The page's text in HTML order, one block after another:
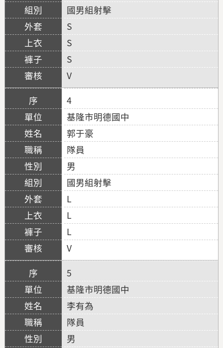
國男組射擊
S
S
S
V
4
基隆市明德國中
郭于豪
隊員
男
國男組射擊
L
L
L
V
5
基隆市明德國中
李有為
隊員
男